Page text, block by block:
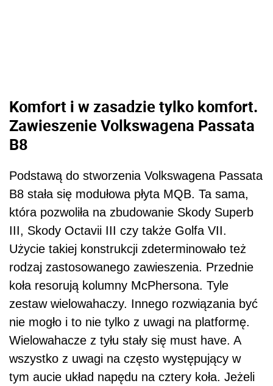
Komfort i w zasadzie tylko komfort.
Zawieszenie Volkswagena Passata
B8
Podstawą do stworzenia Volkswagena Passata
B8 stała się modułowa płyta MQB. Ta sama,
która pozwoliła na zbudowanie Skody Superb
III, Skody Octavii III czy także Golfa VII.
Użycie takiej konstrukcji zdeterminowało też
rodzaj zastosowanego zawieszenia. Przednie
koła resorują kolumny McPhersona. Tyle
zestaw wielowahaczy. Innego rozwiązania być
nie mogło i to nie tylko z uwagi na platformę.
Wielowahacze z tyłu stały się must have. A
wszystko z uwagi na często występujący w
tym aucie układ napędu na cztery koła. Jeżeli